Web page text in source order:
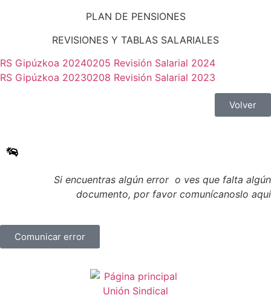
PLAN DE PENSIONES
REVISIONES Y TABLAS SALARIALES
RS Gipúzkoa 20240205 Revisión Salarial 2024
RS Gipúzkoa 20230208 Revisión Salarial 2023
Volver
Si encuentras algún error o ves que falta algún
documento, por favor comunícanoslo aquí
Comunicar error